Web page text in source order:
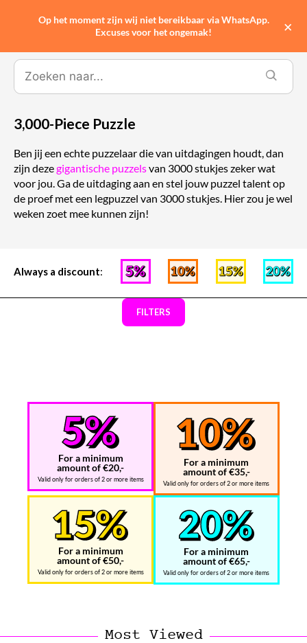
3,000-Piece Puzzle
Ben jij een echte puzzelaar die van uitdagingen houdt, dan
zijn dezegigantische puzzelsvan 3000 stukjes zeker wat
voor jou. Ga de uitdaging aan en stel jouw puzzel talent op
de proef met een legpuzzel van 3000 stukjes. Hier zou je wel
weken zoet mee kunnen zijn!
Always a discount:
FILTERS
For a minimum
amount of €20,-
Valid only for orders of 2 or more items
For a minimum
amount of €35,-
Valid only for orders of 2 or more items
For a minimum
amount of €50,-
Valid only for orders of 2 or more items
For a minimum
amount of €65,-
Valid only for orders of 2 or more items
Most Viewed
Op het moment zijn wij niet bereikbaar via WhatsApp.
Excuses voor het ongemak!
×